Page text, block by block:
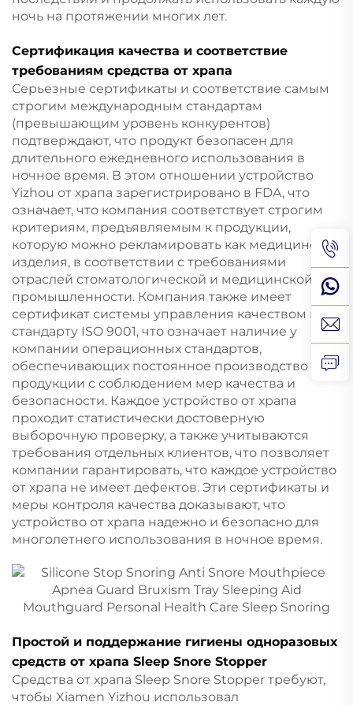
ночь на протяжении многих лет.
Сертификация качества и соответствие
требованиям средства от храпа
Серьезные сертификаты и соответствие самым
строгим международным стандартам
(превышающим уровень конкурентов)
подтверждают, что продукт безопасен для
длительного ежедневного использования в
ночное время. В этом отношении устройство
Yizhou от храпа зарегистрировано в FDA, что
означает, что компания соответствует строгим
критериям, предъявляемым к продукции,
которую можно рекламировать как медицинские
изделия, в соответствии с требованиями
отраслей стоматологической и медицинской
промышленности. Компания также имеет
сертификат системы управления качеством по
стандарту ISO 9001, что означает наличие у
компании операционных стандартов,
обеспечивающих постоянное производство
продукции с соблюдением мер качества и
безопасности. Каждое устройство от храпа
проходит статистически достоверную
выборочную проверку, а также учитываются
требования отдельных клиентов, что позволяет
компании гарантировать, что каждое устройство
от храпа не имеет дефектов. Эти сертификаты и
меры контроля качества доказывают, что
устройство от храпа надежно и безопасно для
многолетнего использования в ночное время.
Простой и поддержание гигиены одноразовых
средств от храпа Sleep Snore Stopper
Средства от храпа Sleep Snore Stopper требуют,
чтобы Xiamen Yizhou использовал